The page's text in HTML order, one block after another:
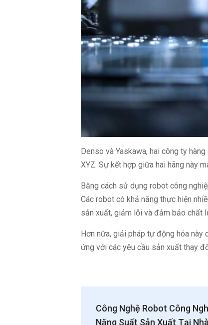
Denso và Yaskawa, hai công ty
XYZ. Sự kết hợp giữa hai hãng này
Bằng cách sử dụng robot công
Các robot có khả năng thực hiện
sản xuất, giảm lỗi và đảm bảo chất
Hơn nữa, giải pháp tự động hóa này
ứng với các yêu cầu sản xuất thay
Công Nghệ Robot Công
Năng Suất Sản Xuất Tại